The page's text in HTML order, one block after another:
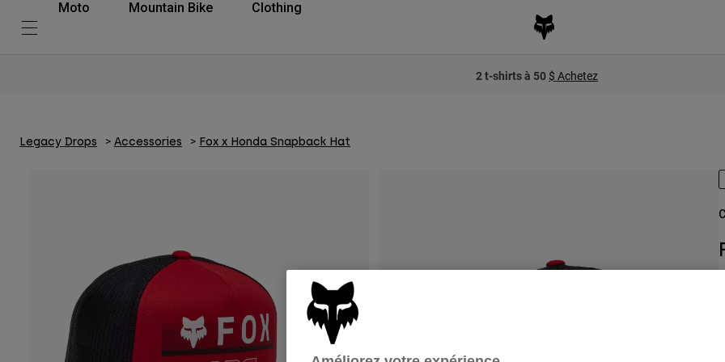
Moto Mountain Bike Clothing
2 t-shirts à 50 $ Achetez
Legacy Drops Accessories Fox x Honda Snapback Hat